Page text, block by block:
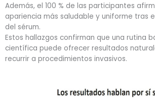
Además, el 100 % de las participantes
apariencia más saludable y uniforme tras
del sérum.
Estos hallazgos confirman que una rutina
científica puede ofrecer resultados
recurrir a procedimientos invasivos.